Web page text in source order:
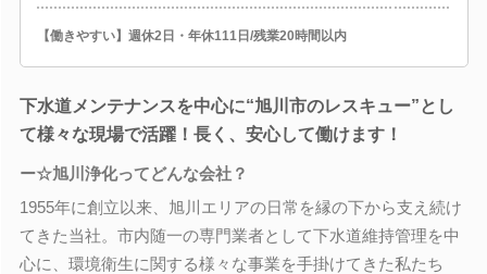
【働きやすい】週休2日・年休111日/残業20時間以内
下水道メンテナンスを中心に“旭川市のレスキュー”とし
て様々な現場で活躍！長く、安心して働けます！
ー☆旭川浄化ってどんな会社？
1955年に創立以来、旭川エリアの日常を縁の下から支え続け
てきた当社。市内随一の専門業者として下水道維持管理を中
心に、環境衛生に関する様々な事業を手掛けてきた私たち